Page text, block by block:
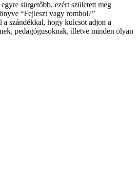
sürgetőbb, ezért született meg
“Fejleszt vagy rombol?”
a szándékkal, hogy kulcsot adjon a
pedagógusoknak, illetve minden olyan